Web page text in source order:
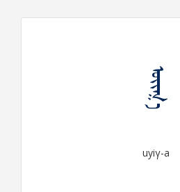
ᠤᠶᠢᠭ᠎ᠠ
uyiγ-a